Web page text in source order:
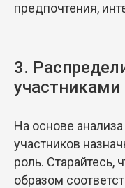
предпочтения,
3.
На основе
участников
роль. Старайтесь,
образом